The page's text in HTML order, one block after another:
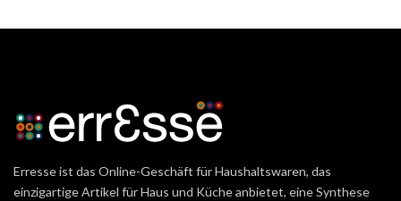
Erresse ist das Online-Geschäft für Haushaltswaren, das
einzigartige Artikel für Haus und Küche anbietet, eine Synthese